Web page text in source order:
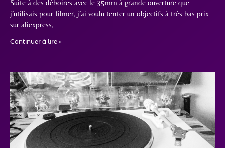
Suite à des déboires avec le 35mm à grande ouverture que
j’utilisais pour filmer, j’ai voulu tenter un objectifs à très bas prix
sur aliexpress,
Continuer à lire »